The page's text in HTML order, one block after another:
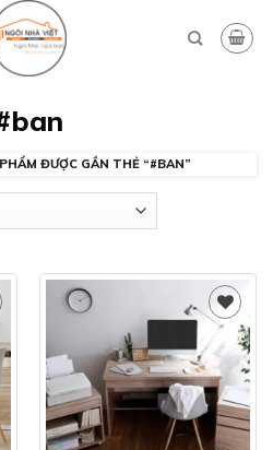
ĐƯỢC GẮN THẺ “#BAN”
Add to
wishlist